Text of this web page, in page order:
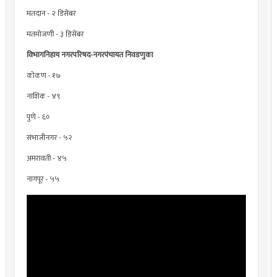
मतदान - २ डिसेंबर
मतमोजणी - ३ डिसेंबर
विभागनिहाय नगरपरिषद-नगरपंचायत निवडणुका
कोकण - १७
नाशिक - ४९
पुणे - ६०
संभाजीनगर - ५२
अमरावती - ४५
नागपूर - ५५